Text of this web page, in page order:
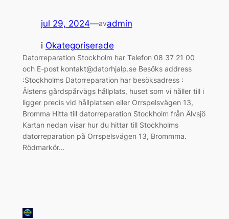
jul 29, 2024—avadmin
i Okategoriserade
Datorreparation Stockholm har Telefon 08 37 21 00
och E-post kontakt@datorhjalp.se Besöks address
:Stockholms Datorreparation har besöksadress :
Ålstens gårdspårvägs hållplats, huset som vi håller till i
ligger precis vid hållplatsen eller Orrspelsvägen 13,
Bromma Hitta till datorreparation Stockholm från Älvsjö
Kartan nedan visar hur du hittar till Stockholms
datorreparation på Orrspelsvägen 13, Brommma.
Rödmarkör…